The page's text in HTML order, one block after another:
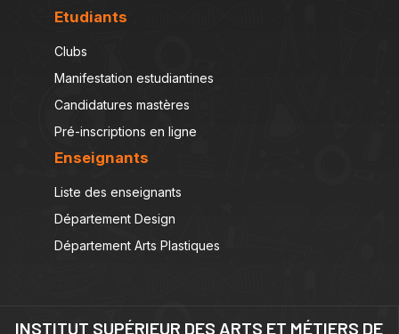
Etudiants
Clubs
Manifestation estudiantines
Candidatures mastères
Pré-inscriptions en ligne
Enseignants
Liste des enseignants
Département Design
Département Arts Plastiques
INSTITUT SUPÉRIEUR DES ARTS ET MÉTIERS DE